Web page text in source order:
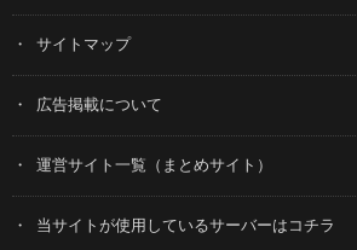
サイトマップ
広告掲載について
運営サイト一覧（まとめサイト）
当サイトが使用しているサーバーはコチラ